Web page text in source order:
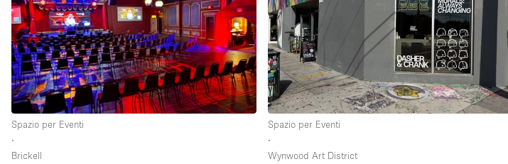
Vetrina
Water Access
Piano/Accesso Seminterrato
Piano terra su strada
Spazio per Eventi
∙
Brickell
Spazio per Eventi
∙
Wynwood Art District